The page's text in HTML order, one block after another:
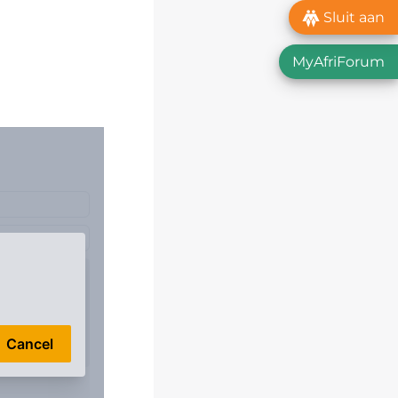
Sluit aan
MyAfriForum